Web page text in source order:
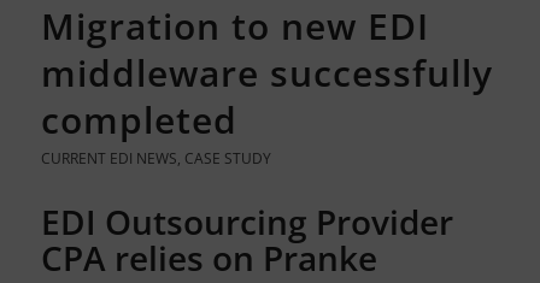
Migration to new EDI
middleware successfully
completed
CURRENT EDI NEWS, CASE STUDY
EDI Outsourcing Provider
CPA relies on Pranke